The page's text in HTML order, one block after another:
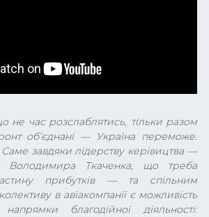
не час розслаблятись, тільки разом
об’єднані — Україна переможе.
завдяки лідерству керівицтва —
Володимира Ткаченка, що треба
прибутків — та спільним
в авіакомпанії є можливість
благодійної діяльності: